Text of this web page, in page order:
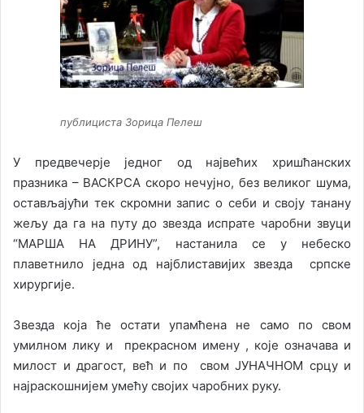
публициста Зорица Пелеш
У предвечерје једног од највећих хришћанских
празника – ВАСКРСА скоро нечујно, без великог шума,
остављајући тек скромни запис о себи и своју танану
жељу да га на путу до звезда испрате чаробни звуци
“МАРША НА ДРИНУ”, настанила се у небеско
плаветнило једна од најблиставијих звезда српске
хирургије.
Звезда која ће остати упамћена не само по свом
умилном лику и прекрасном имену , које означава и
милост и драгост, већ и по свом ЈУНАЧНОМ срцу и
најраскошнијем умећу својих чаробних руку.